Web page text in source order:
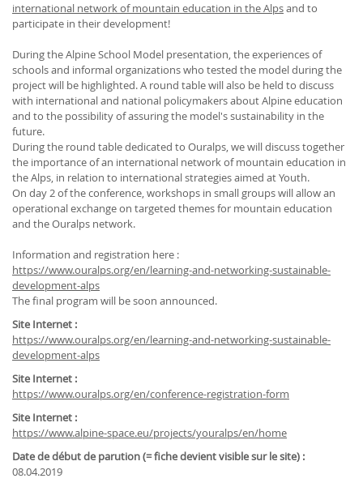
international network of mountain education in the Alpsand to
participate in their development!
During the Alpine School Model presentation, the experiences of
schools and informal organizations who tested the model during the
project will be highlighted. A round table will also be held to discuss
with international and national policymakers about Alpine education
and to the possibility of assuring the model's sustainability in the
future.
During the round table dedicated to Ouralps, we will discuss together
the importance of an international network of mountain education in
the Alps, in relation to international strategies aimed at Youth.
On day 2 of the conference, workshops in small groups will allow an
operational exchange on targeted themes for mountain education
and the Ouralps network.
Information and registration here :
https://www.ouralps.org/en/learning-and-networking-sustainable-
development-alps
The final program will be soon announced.
Site Internet :
https://www.ouralps.org/en/learning-and-networking-sustainable-
development-alps
Site Internet :
https://www.ouralps.org/en/conference-registration-form
Site Internet :
https://www.alpine-space.eu/projects/youralps/en/home
Date de début de parution (= fiche devient visible sur le site) :
08.04.2019